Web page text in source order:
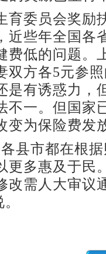
委员会奖励
近些年全国各
费低的问题。
双方各5元参
是有诱惑力，
不一。但国家
变为保险费发
市都在根据
更多惠及于民
改需人大审议